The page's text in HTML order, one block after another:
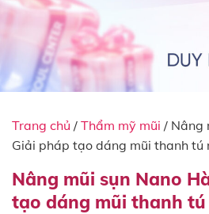
Trang chủ / Thẩm mỹ mũi / Nâng
Giải pháp tạo dáng mũi thanh tú
Nâng mũi sụn Nano
tạo dáng mũi thanh